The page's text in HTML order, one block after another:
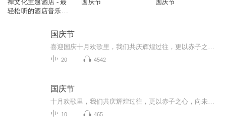
禅文化主题酒店 - 最
轻松听的酒店音乐，
国庆节 国庆节
国庆节
20 4542
国庆节
10 465